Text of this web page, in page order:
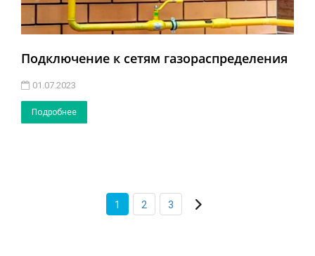
Подключение к сетям газораспределения
01.07.2023
Подробнее
1 2 3